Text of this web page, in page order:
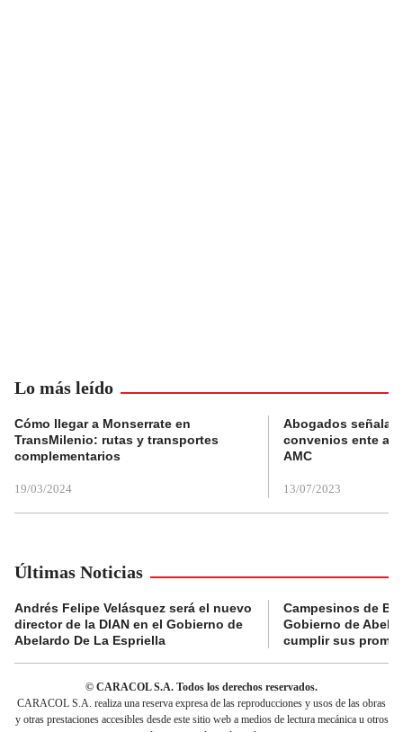
Lo más leído
Cómo llegar a Monserrate en
TransMilenio: rutas y transportes
complementarios
19/03/2024
Abogados
convenios ente
AMC
13/07/2023
Últimas Noticias
Andrés Felipe Velásquez será el nuevo
director de la DIAN en el Gobierno de
Abelardo De La Espriella
Campesinos de
Gobierno de
cumplir sus
© CARACOL S.A. Todos los derechos reservados.
CARACOL S.A. realiza una reserva expresa de las reproducciones y usos de las obras
y otras prestaciones accesibles desde este sitio web a medios de lectura mecánica u otros